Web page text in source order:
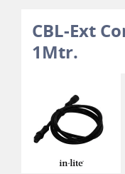
CBL-Ext
1Mtr.